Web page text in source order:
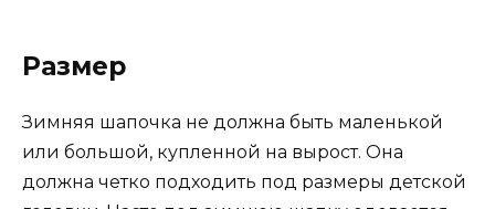
Размер
Зимняя шапочка не должна быть маленькой
или большой, купленной на вырост. Она
должна четко подходить под размеры детской